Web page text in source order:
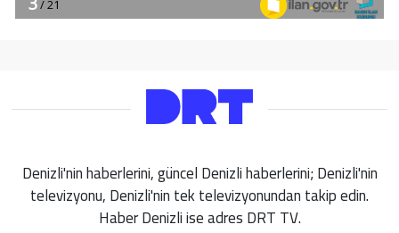
Denizli'nin haberlerini, güncel Denizli haberlerini; Denizli'nin
televizyonu, Denizli'nin tek televizyonundan takip edin.
Haber Denizli ise adres DRT TV.